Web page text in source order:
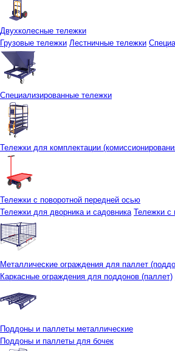
Двухколесные тележки
Грузовые тележки Лестничные тележки
Специализированные тележки
Тележки для комплектации
Тележки с поворотной передней осью
Тележки для дворника и садовника Тележки с
Металлические ограждения для паллет
Каркасные ограждения для поддонов (паллет)
Поддоны и паллеты металлические
Поддоны и паллеты для бочек